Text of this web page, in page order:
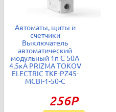
Автоматы, щиты и
счетчики
Выключатель
автоматический
модульный 1п C 50А
4.5кА PRIZMA TOKOV
ELECTRIC TKE-PZ45-
MCBI-1-50-C
256Р